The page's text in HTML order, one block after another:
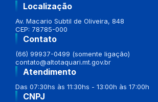
Localização
Av. Macario Subtil de Oliveira, 848
CEP: 78785-000
Contato
(66) 99937-0499 (somente ligação)
contato@altotaquari.mt.gov.br
Atendimento
Das 07:30hs às 11:30hs - 13:00h às 17:00h
CNPJ